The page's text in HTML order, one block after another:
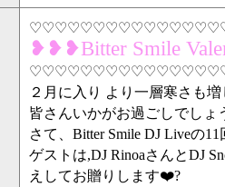
❥❥❥Bitter Smile
２月に入り より一層寒さも
皆さんいかがお過ごしでしょ
さて、Bitter Smile DJ Liveの
ゲストは,DJ RinoaさんとDJ
えしてお贈りします❤️?